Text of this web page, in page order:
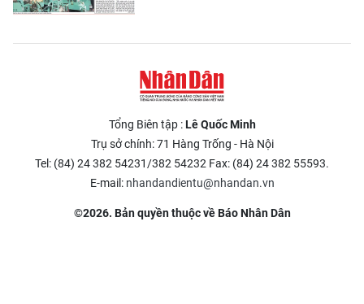
Tổng Biên tập :Lê Quốc Minh
Trụ sở chính: 71 Hàng Trống - Hà Nội
Tel: (84) 24 382 54231/382 54232 Fax: (84) 24 382 55593.
E-mail: nhandandientu@nhandan.vn
©2026. Bản quyền thuộc về Báo Nhân Dân